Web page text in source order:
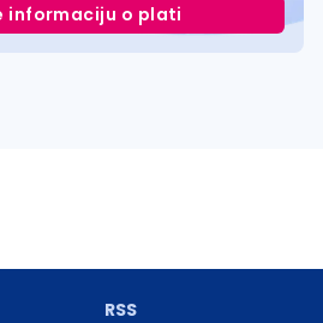
informaciju o plati
RSS